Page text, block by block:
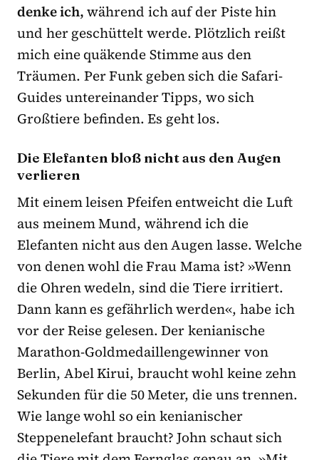
denke ich,während ich auf der Piste hin
und her geschüttelt werde. Plötzlich reißt
mich eine quäkende Stimme aus den
Träumen. Per Funk geben sich die Safari-
Guides untereinander Tipps, wo sich
Großtiere befinden. Es geht los.
Die Elefanten bloß nicht aus den Augen
verlieren
Mit einem leisen Pfeifen entweicht die Luft
aus meinem Mund, während ich die
Elefanten nicht aus den Augen lasse. Welche
von denen wohl die Frau Mama ist? »Wenn
die Ohren wedeln, sind die Tiere irritiert.
Dann kann es gefährlich werden«, habe ich
vor der Reise gelesen. Der kenianische
Marathon-Goldmedaillengewinner von
Berlin, Abel Kirui, braucht wohl keine zehn
Sekunden für die 50 Meter, die uns trennen.
Wie lange wohl so ein kenianischer
Steppenelefant braucht? John schaut sich